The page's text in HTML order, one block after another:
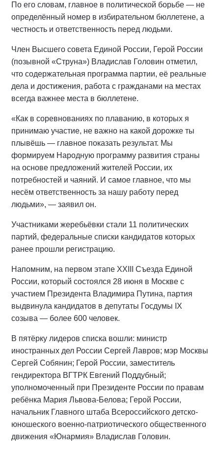
По его словам, главное в политической борьбе — не
определённый номер в избирательном бюллетене, а
честность и ответственность перед людьми.
Член Высшего совета Единой России, Герой России
(позывной «Струна») Владислав Головин отметил,
что содержательная программа партии, её реальные
дела и достижения, работа с гражданами на местах
всегда важнее места в бюллетене.
«Как в соревнованиях по плаванию, в которых я
принимаю участие, не важно на какой дорожке ты
плывёшь — главное показать результат. Мы
формируем Народную программу развития страны
на основе предложений жителей России, их
потребностей и чаяний. И самое главное, что мы
несём ответственность за нашу работу перед
людьми», — заявил он.
Участниками жеребьёвки стали 11 политических
партий, федеральные списки кандидатов которых
ранее прошли регистрацию.
Напомним, на первом этапе XXIII Съезда Единой
России, который состоялся 28 июня в Москве с
участием Президента Владимира Путина, партия
выдвинула кандидатов в депутаты Госдумы IX
созыва — более 600 человек.
В пятёрку лидеров списка вошли: министр
иностранных дел России Сергей Лавров; мэр Москвы
Сергей Собянин; Герой России, заместитель
гендиректора ВГТРК Евгений Поддубный;
уполномоченный при Президенте России по правам
ребёнка Мария Львова-Белова; Герой России,
начальник Главного штаба Всероссийского детско-
юношеского военно-патриотического общественного
движения «Юнармия» Владислав Головин.